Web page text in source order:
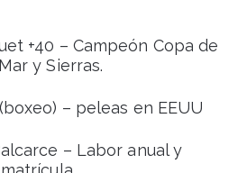
+40 – Campeón Copa de
y Sierras.
– peleas en EEUU
– Labor anual y